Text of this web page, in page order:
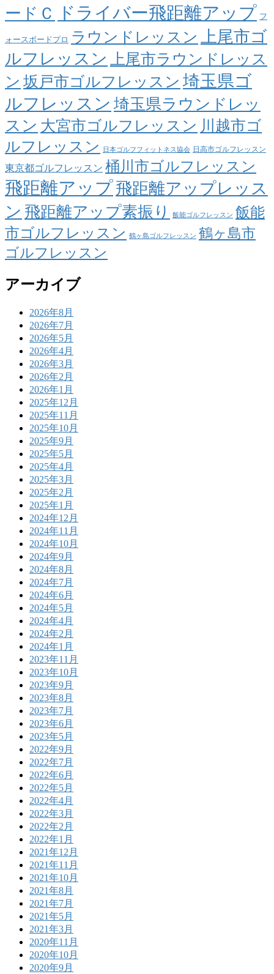
ードＣ
ドライバー飛距離アップ フ
ォースボードプロ ラウンドレッスン
上尾市ゴ
ルフレッスン
上尾市ラウンドレッス
ン 坂戸市ゴルフレッスン 埼玉県ゴ
ルフレッスン 埼玉県ラウンドレッ
スン 大宮市ゴルフレッスン 川越市ゴ
ルフレッスン
日本ゴルフフィットネス協会 日高市ゴルフレッスン
東京都ゴルフレッスン 桶川市ゴルフレッスン
飛距離アップ飛距離アップレッス
ン 飛距離アップ素振り 飯能ゴルフレッスン 飯能
市ゴルフレッスン
鶴ヶ島ゴルフレッスン 鶴ヶ島市
ゴルフレッスン
アーカイブ
2026年8月
2026年7月
2026年5月
2026年4月
2026年3月
2026年2月
2026年1月
2025年12月
2025年11月
2025年10月
2025年9月
2025年5月
2025年4月
2025年3月
2025年2月
2025年1月
2024年12月
2024年11月
2024年10月
2024年9月
2024年8月
2024年7月
2024年6月
2024年5月
2024年4月
2024年2月
2024年1月
2023年11月
2023年10月
2023年9月
2023年8月
2023年7月
2023年6月
2023年5月
2022年9月
2022年7月
2022年6月
2022年5月
2022年4月
2022年3月
2022年2月
2022年1月
2021年12月
2021年11月
2021年10月
2021年8月
2021年7月
2021年5月
2021年3月
2020年11月
2020年10月
2020年9月